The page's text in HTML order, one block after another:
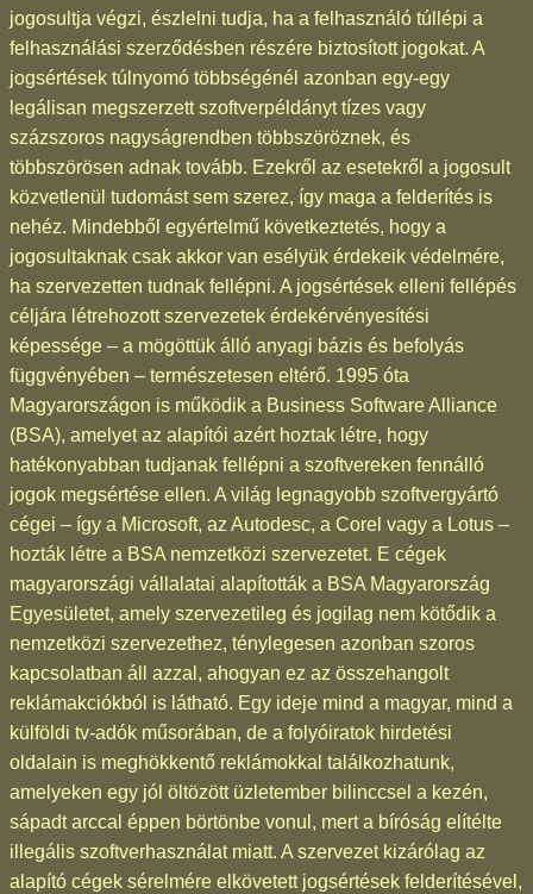
jogosultja végzi, észlelni tudja, ha a felhasználó túllépi a
felhasználási szerződésben részére biztosított jogokat. A
jogsértések túlnyomó többségénél azonban egy-egy
legálisan megszerzett szoftverpéldányt tízes vagy
százszoros nagyságrendben többszöröznek, és
többszörösen adnak tovább. Ezekről az esetekről a jogosult
közvetlenül tudomást sem szerez, így maga a felderítés is
nehéz. Mindebből egyértelmű következtetés, hogy a
jogosultaknak csak akkor van esélyük érdekeik védelmére,
ha szervezetten tudnak fellépni. A jogsértések elleni fellépés
céljára létrehozott szervezetek érdekérvényesítési
képessége – a mögöttük álló anyagi bázis és befolyás
függvényében – természetesen eltérő. 1995 óta
Magyarországon is működik a Business Software Alliance
(BSA), amelyet az alapítói azért hoztak létre, hogy
hatékonyabban tudjanak fellépni a szoftvereken fennálló
jogok megsértése ellen. A világ legnagyobb szoftvergyártó
cégei – így a Microsoft, az Autodesc, a Corel vagy a Lotus –
hozták létre a BSA nemzetközi szervezetet. E cégek
magyarországi vállalatai alapították a BSA Magyarország
Egyesületet, amely szervezetileg és jogilag nem kötődik a
nemzetközi szervezethez, ténylegesen azonban szoros
kapcsolatban áll azzal, ahogyan ez az összehangolt
reklámakciókból is látható. Egy ideje mind a magyar, mind a
külföldi tv-adók műsorában, de a folyóiratok hirdetési
oldalain is meghökkentő reklámokkal találkozhatunk,
amelyeken egy jól öltözött üzletember bilinccsel a kezén,
sápadt arccal éppen börtönbe vonul, mert a bíróság elítélte
illegális szoftverhasználat miatt. A szervezet kizárólag az
alapító cégek sérelmére elkövetett jogsértések felderítésével,